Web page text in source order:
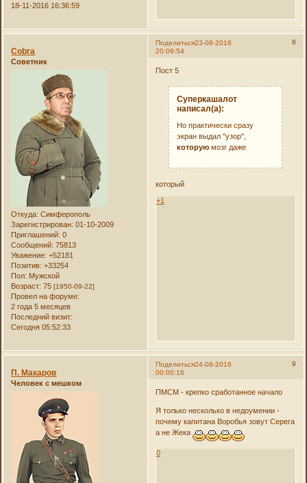
18-11-2016 16:36:59
Поделиться 8
23-08-2016
20:09:54
Cobra
Советник
Откуда: Симферополь
Зарегистрирован: 01-10-2009
Приглашений: 0
Сообщений: 75813
Уважение: +52181
Позитив: +33254
Пол: Мужской
Возраст: 75[1950-09-22]
Провел на форуме:
2 года 5 месяцев
Последний визит:
Сегодня 05:52:33
Пост 5
Суперкашалот
написал(а):
Но практически сразу
экран выдал ''узор'',
которую мозг даже
который
+1
Поделиться 9
24-08-2016
00:00:16
П. Макаров
Человек с мешком
ПМСМ - крепко сработанное начало
Я только несколько в недоумении -
почему капитана Воробья зовут Серега
а не Жека
0